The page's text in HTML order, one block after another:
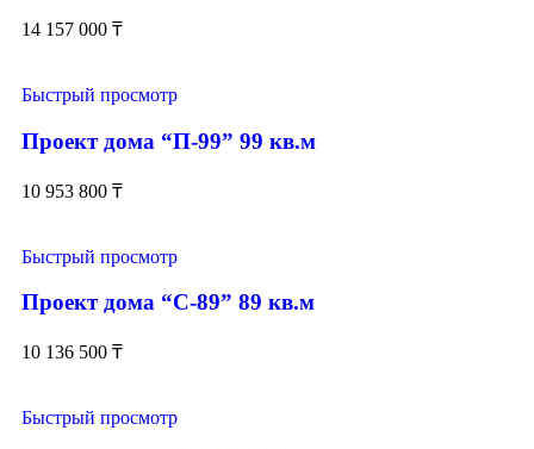
14 157 000 ₸
Быстрый просмотр
Проект дома “П-99” 99 кв.м
10 953 800 ₸
Быстрый просмотр
Проект дома “С-89” 89 кв.м
10 136 500 ₸
Быстрый просмотр